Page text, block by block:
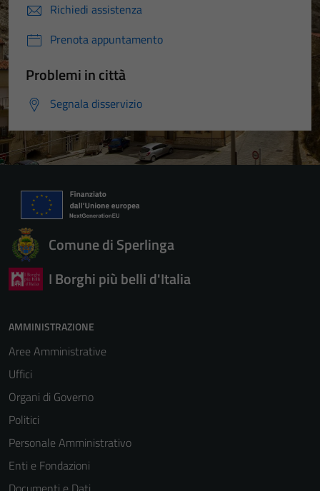
Richiedi assistenza
Prenota appuntamento
Problemi in città
Segnala disservizio
Comune di Sperlinga
I Borghi più belli d'Italia
AMMINISTRAZIONE
Aree Amministrative
Uffici
Organi di Governo
Politici
Personale Amministrativo
Enti e Fondazioni